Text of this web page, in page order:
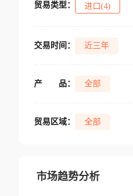
贸易类型： 进口(4)
交易时间： 近三年
产 品： 全部
贸易区域： 全部
市场趋势分析